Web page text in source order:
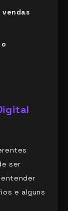
vendas
ser
entender
e alguns